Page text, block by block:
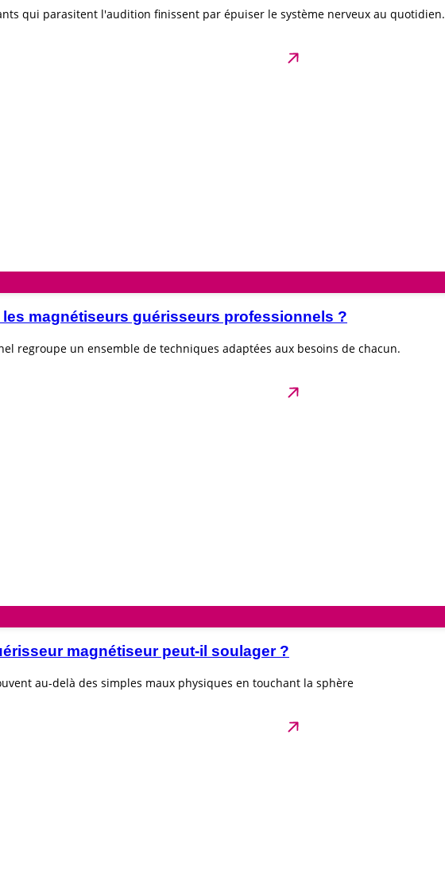
qui parasitent l'audition finissent par épuiser le système nerveux au quotidien.
magnétiseurs guérisseurs professionnels ?
regroupe un ensemble de techniques adaptées aux besoins de chacun.
magnétiseur peut-il soulager ?
au-delà des simples maux physiques en touchant la sphère